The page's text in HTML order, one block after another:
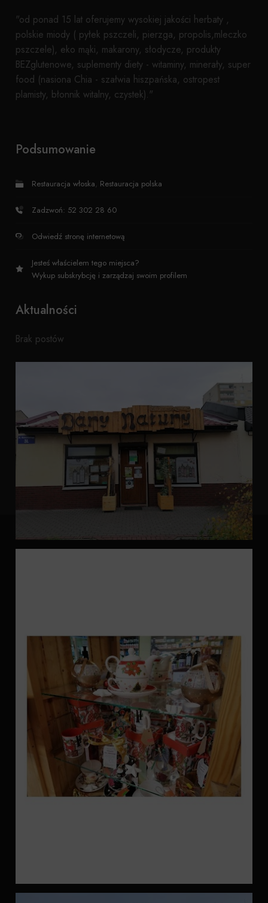
"od ponad 15 lat oferujemy wysokiej jakości herbaty ,
polskie miody ( pyłek pszczeli, pierzga, propolis,mleczko
pszczele), eko mąki, makarony, słodycze, produkty
BEZglutenowe, suplementy diety - witaminy, minerały, super
food (nasiona Chia - szałwia hiszpańska, ostropest
plamisty, błonnik witalny, czystek)."
Podsumowanie
Restauracja włoska, Restauracja polska
Zadzwoń: 52 302 28 60
Odwiedź stronę internetową
Jesteś właścielem tego miejsca?
Wykup subskrybcję i zarządzaj swoim profilem
Aktualności
Brak postów